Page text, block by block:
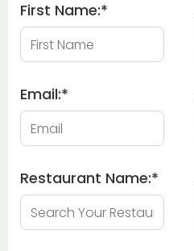
First Name:*
Email:*
Restaurant Name:*